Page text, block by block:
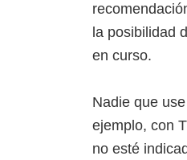
la posibilidad
en curso.
Nadie que
ejemplo, con
no esté